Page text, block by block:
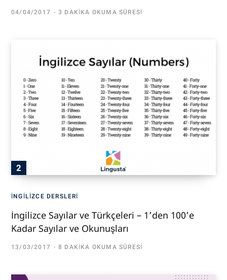
04/04/2017 3 DAKIKA OKUMA SÜRESI
İNGILIZCE DERSLERI
İngilizce Sayılar ve Türkçeleri – 1’den 100’e
Kadar Sayılar ve Okunuşları
13/03/2017 8 DAKIKA OKUMA SÜRESI